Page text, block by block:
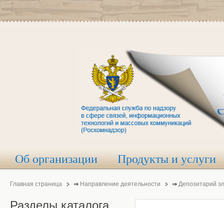
Об организации Продукты и услуги
Главная страница ⇒ Направление деятельности ⇒ Депозитарий